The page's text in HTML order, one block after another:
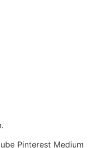
Pinterest Medium